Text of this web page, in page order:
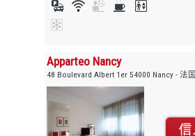
Apparteo Nancy
48 Boulevard Albert 1er 54000 Nancy - 法国